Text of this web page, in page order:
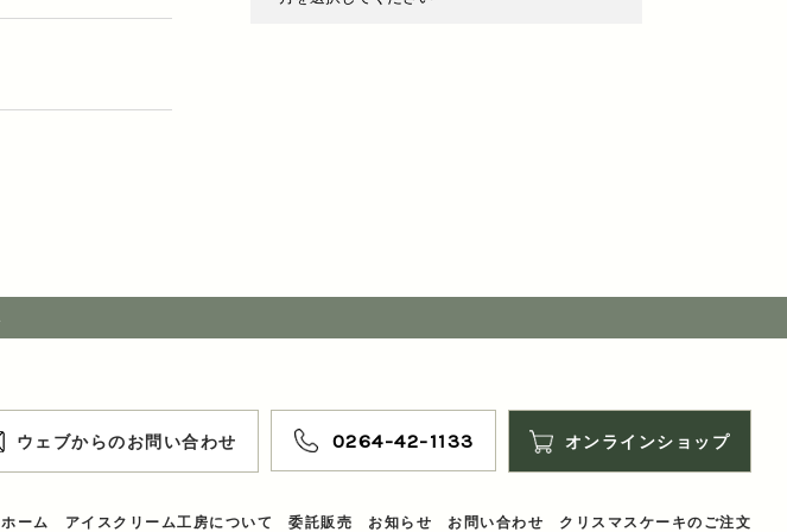
ウェブからのお問い合わせ 0264-42-1133 オンラインショップ
ホーム アイスクリーム工房について 委託販売 お知らせ お問い合わせ クリスマスケーキのご注文